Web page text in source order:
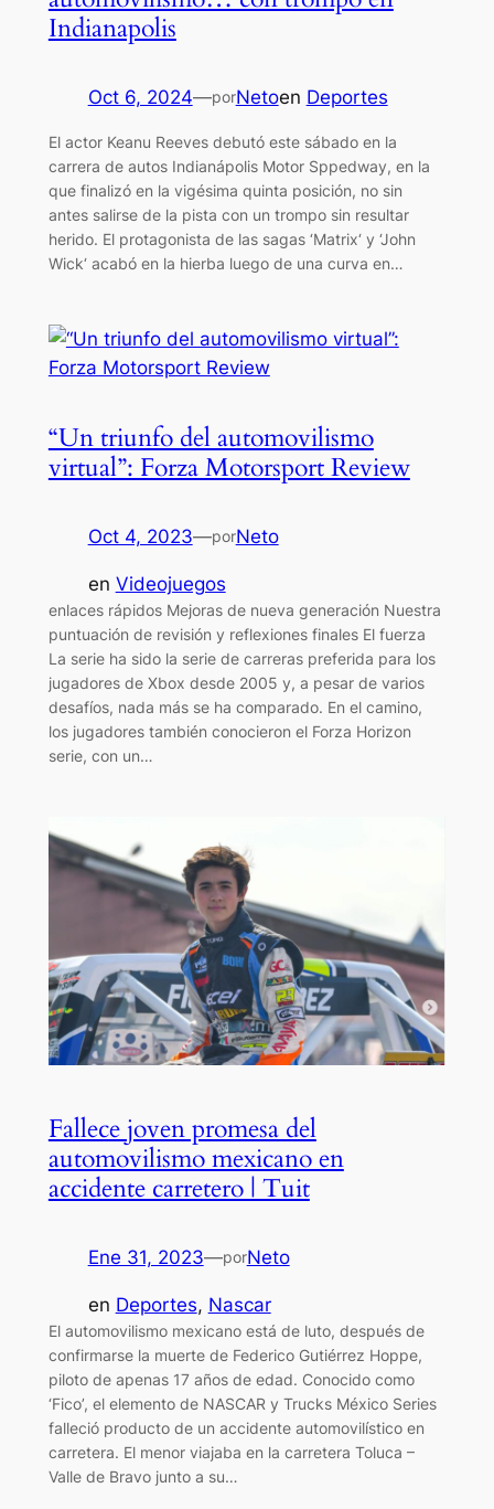
Indianapolis
Oct 6, 2024—porNetoen Deportes
El actor Keanu Reeves debutó este sábado en la
carrera de autos Indianápolis Motor Sppedway, en la
que finalizó en la vigésima quinta posición, no sin
antes salirse de la pista con un trompo sin resultar
herido. El protagonista de las sagas ‘Matrix‘ y ‘John
Wick‘ acabó en la hierba luego de una curva en…
“Un triunfo del automovilismo
virtual”: Forza Motorsport Review
Oct 4, 2023—porNeto
en Videojuegos
enlaces rápidos Mejoras de nueva generación Nuestra
puntuación de revisión y reflexiones finales El fuerza
La serie ha sido la serie de carreras preferida para los
jugadores de Xbox desde 2005 y, a pesar de varios
desafíos, nada más se ha comparado. En el camino,
los jugadores también conocieron el Forza Horizon
serie, con un…
Fallece joven promesa del
automovilismo mexicano en
accidente carretero | Tuit
Ene 31, 2023—porNeto
en Deportes, Nascar
El automovilismo mexicano está de luto, después de
confirmarse la muerte de Federico Gutiérrez Hoppe,
piloto de apenas 17 años de edad. Conocido como
‘Fico’, el elemento de NASCAR y Trucks México Series
falleció producto de un accidente automovilístico en
carretera. El menor viajaba en la carretera Toluca –
Valle de Bravo junto a su…